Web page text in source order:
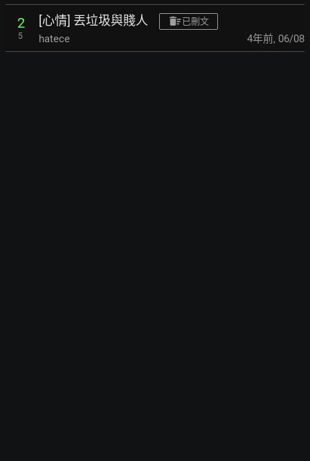
2
5
[心情] 丟垃圾與賤人 已刪文
hatece 4年前, 06/08